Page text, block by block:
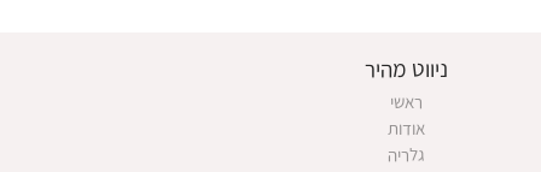
ניווט מהיר
ראשי
אודות
גלריה